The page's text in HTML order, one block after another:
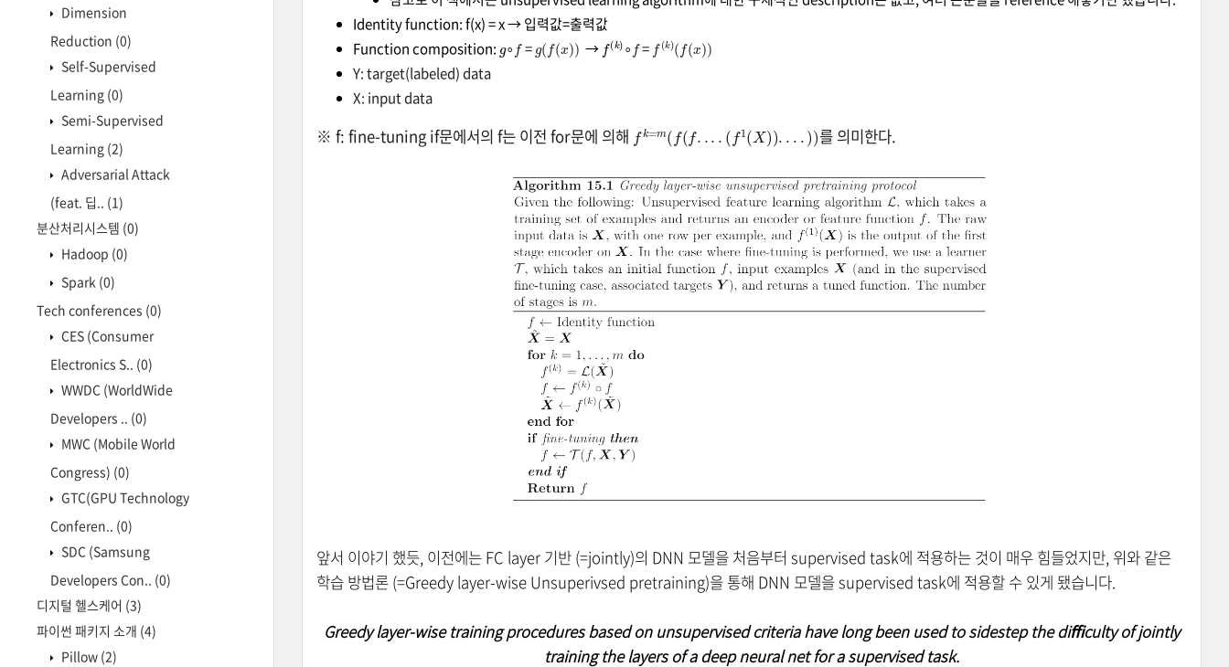
Dimension
Reduction (0)
Self-Supervised
Learning (0)
Semi-Supervised
Learning (2)
Adversarial Attack
(feat. 딥.. (1)
분산처리시스템 (0)
Hadoop (0)
Spark (0)
Tech conferences (0)
CES (Consumer
Electronics S.. (0)
WWDC (WorldWide
Developers .. (0)
MWC (Mobile World
Congress) (0)
GTC(GPU Technology
Conferen.. (0)
SDC (Samsung
Developers Con.. (0)
디지털 헬스케어 (3)
파이썬 패키지 소개 (4)
Pillow (2)
Identity function: f(x) = x → 입력값=출력값
Function composition: ∘ =g (f(x ) →f(k
) ∘ = k) ( x )
Y: target(labeled) data
X: input data
※ f: fine-tuning if문에서의 f는 이전 for문에 의해 k m( ( 1 X ) .. 를 의미한다.
앞서 이야기 했듯, 이전에는 FC layer 기반 (=jointly)의 DNN 모델을 처음부터 supervised task에 적용하는 것이 매우 힘들었지만, 위와 같은
학습 방법론 (=Greedy layer-wise Unsuperivsed pretraining)을 통해 DNN 모델을 supervised task에 적용할 수 있게 됐습니다.
Greedy layer-wise training procedures based on unsupervised criteria have long been used to sidestep the diﬃculty of jointly
training the layers of a deep neural net for a supervised task.